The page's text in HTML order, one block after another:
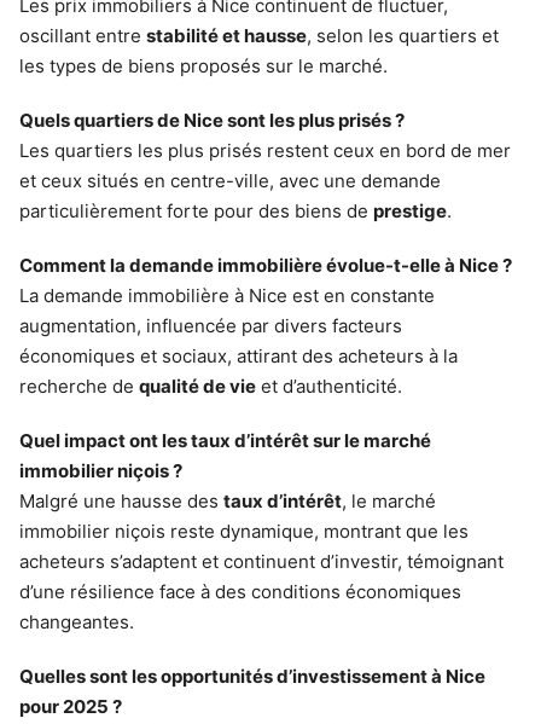
Les prix immobiliers à Nice continuent de fluctuer,
oscillant entre stabilité et hausse, selon les quartiers et
les types de biens proposés sur le marché.
Quels quartiers de Nice sont les plus prisés ?
Les quartiers les plus prisés restent ceux en bord de mer
et ceux situés en centre-ville, avec une demande
particulièrement forte pour des biens de prestige.
Comment la demande immobilière évolue-t-elle à Nice ?
La demande immobilière à Nice est en constante
augmentation, influencée par divers facteurs
économiques et sociaux, attirant des acheteurs à la
recherche de qualité de vie et d’authenticité.
Quel impact ont les taux d’intérêt sur le marché
immobilier niçois ?
Malgré une hausse des taux d’intérêt, le marché
immobilier niçois reste dynamique, montrant que les
acheteurs s’adaptent et continuent d’investir, témoignant
d’une résilience face à des conditions économiques
changeantes.
Quelles sont les opportunités d’investissement à Nice
pour 2025 ?